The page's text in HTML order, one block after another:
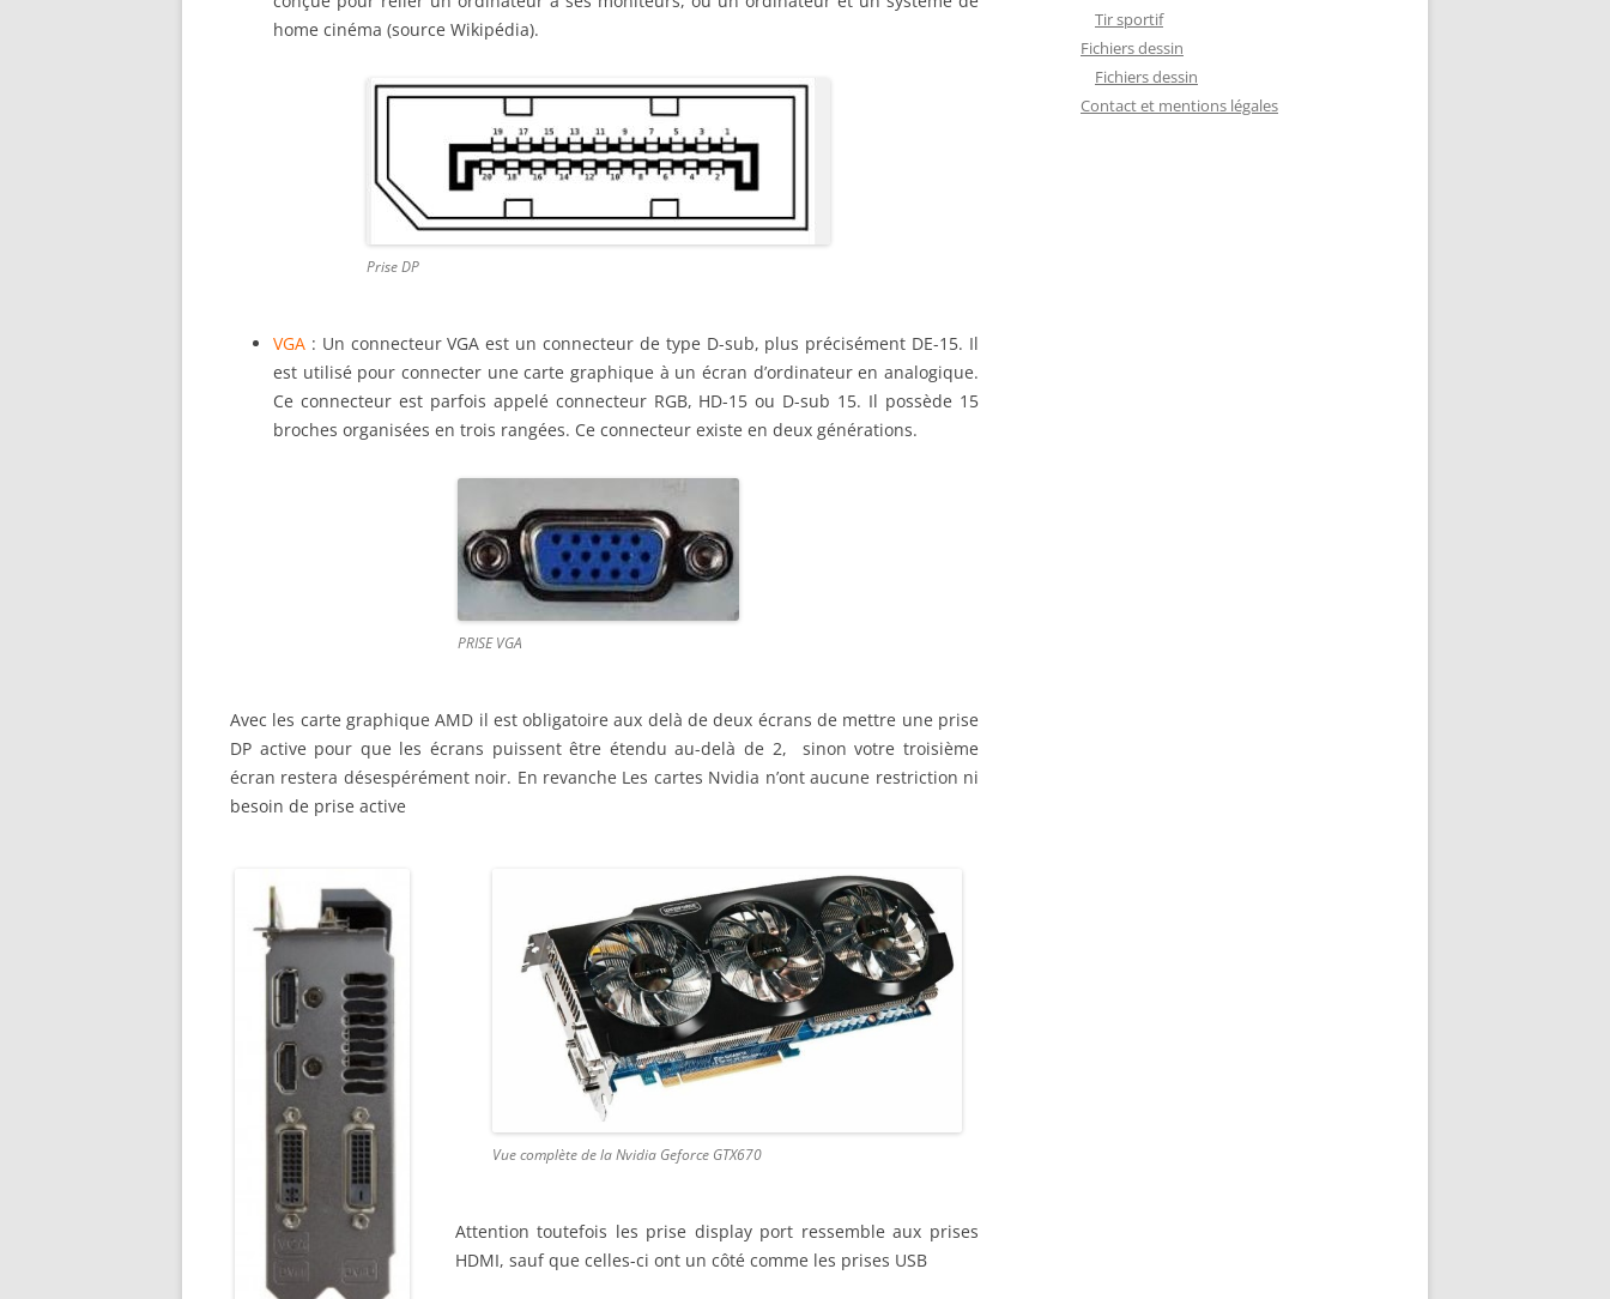
home cinéma (source Wikipédia).
Prise DP
VGA : Un connecteur VGA est un connecteur de type D-sub, plus précisément DE-15. Il
est utilisé pour connecter une carte graphique à un écran d’ordinateur en analogique.
Ce connecteur est parfois appelé connecteur RGB, HD-15 ou D-sub 15. Il possède 15
broches organisées en trois rangées. Ce connecteur existe en deux générations.
PRISE VGA
Avec les carte graphique AMD il est obligatoire aux delà de deux écrans de mettre une prise
DP active pour que les écrans puissent être étendu au-delà de 2, sinon votre troisième
écran restera désespérément noir. En revanche Les cartes Nvidia n’ont aucune restriction ni
besoin de prise active
Vue complète de la Nvidia Geforce GTX670
Attention toutefois les prise display port ressemble aux prises
HDMI, sauf que celles-ci ont un côté comme les prises USB
Tir sportif
Fichiers dessin
Fichiers dessin
Contact et mentions légales